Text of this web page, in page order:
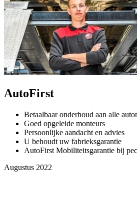
AutoFirst
Betaalbaar onderhoud aan alle
Goed opgeleide monteurs
Persoonlijke aandacht en advies
U behoudt uw fabrieksgarantie
AutoFirst Mobiliteitsgarantie bij
Augustus 2022